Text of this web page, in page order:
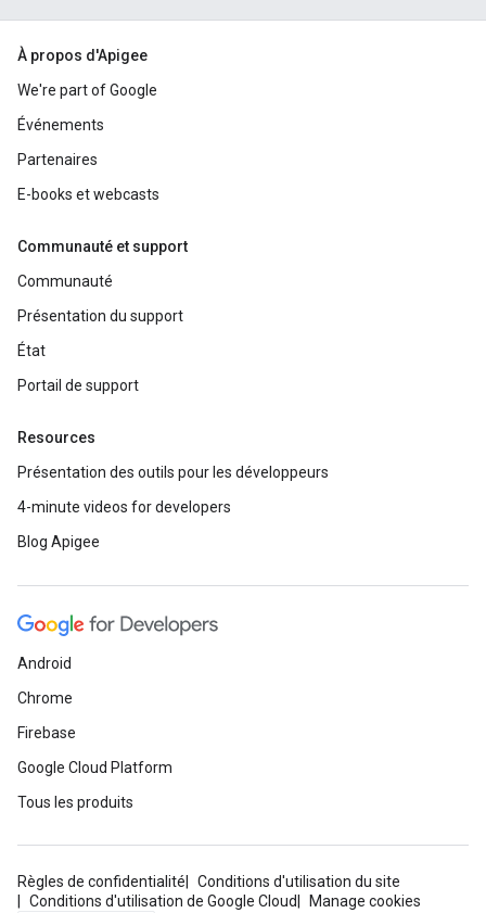
À propos d'Apigee
We're part of Google
Événements
Partenaires
E-books et webcasts
Communauté et support
Communauté
Présentation du support
État
Portail de support
Resources
Présentation des outils pour les développeurs
4-minute videos for developers
Blog Apigee
Android
Chrome
Firebase
Google Cloud Platform
Tous les produits
Règles de confidentialité
Conditions d'utilisation du site
Conditions d'utilisation de Google Cloud
Manage cookies